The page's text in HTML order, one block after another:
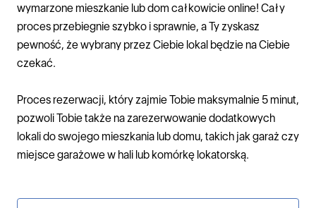
wymarzonemieszkanie lubdom całkowicie online! Cały
proces przebiegnie szybko i sprawnie, a Ty zyskasz
pewność, że wybrany przez Ciebie lokal będzie na Ciebie
czekać.
Proces rezerwacji, który zajmie Tobie maksymalnie 5 minut,
pozwoli Tobie także na zarezerwowanie dodatkowych
lokali do swojego mieszkania lub domu, takich jak garaż czy
miejsce garażowe w hali lub komórkę lokatorską.